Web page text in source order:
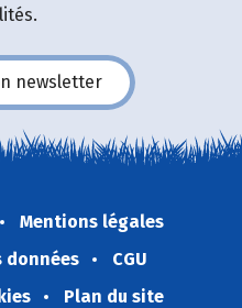
newsletter
Mentions légales
données
CGU
Plan du site